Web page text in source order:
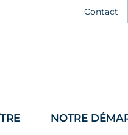
Contact
NOTRE